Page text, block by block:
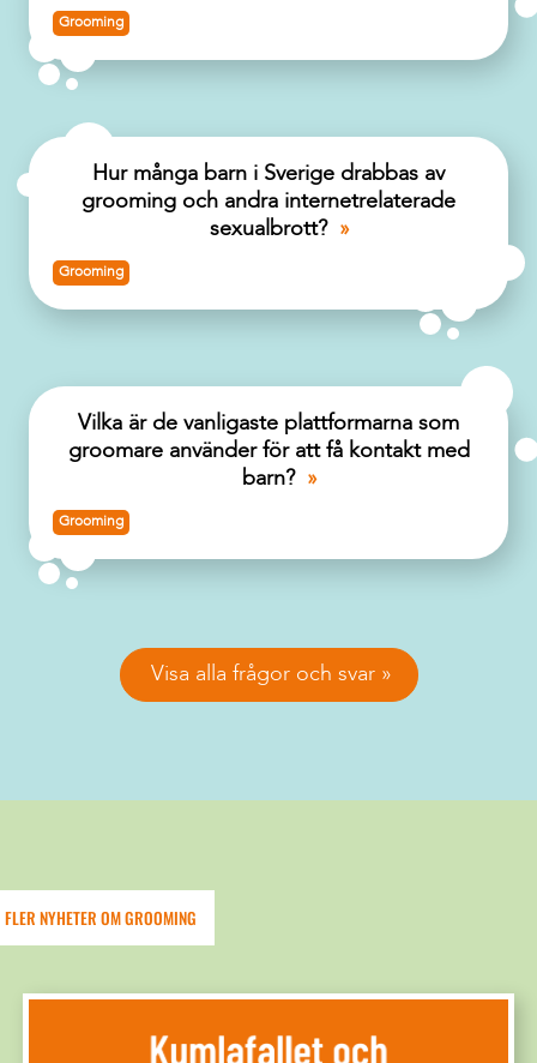
Grooming
Grooming
Hur många barn i Sverige drabbas av
grooming och andra internetrelaterade
sexualbrott?
Grooming
Vilka är de vanligaste plattformarna som
groomare använder för att få kontakt med
barn?
Visa alla frågor och svar
FLER NYHETER OM GROOMING